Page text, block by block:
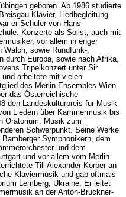
geboren. Ab 1986 studierte
Klavier, Liedbegleitung
er Schüler von Hans
Konzerte als Solist, auch mit
vor allem in enger
sowie Rundfunk-,
durch Europa, sowie nach Afrika,
Tripelkonzert unter Sir
und arbeitete mit vielen
des Merlin Ensembles Wien.
das Österreichische
den Landeskulturpreis für Musik
Liedern über Kammermusik bis
Oratorium. Musik zum
Schwerpunkt. Seine Werke
Symphonikern, dem
und dem
und vor allem vom Merlin
Till Alexander Körber an
Klaviermusik und gab oftmals
Lemberg, Ukraine. Er leitet
an der Anton-Bruckner-